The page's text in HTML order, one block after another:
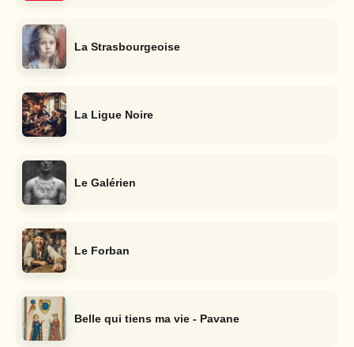
La Strasbourgeoise
La Ligue Noire
Le Galérien
Le Forban
Belle qui tiens ma vie - Pavane